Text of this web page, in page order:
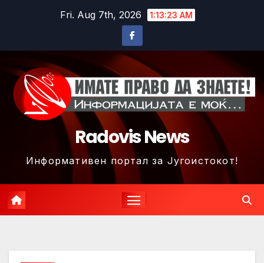
Fri. Aug 7th, 2026 1:13:25 AM
Radovis News
Информативен портал за Југоистокот!